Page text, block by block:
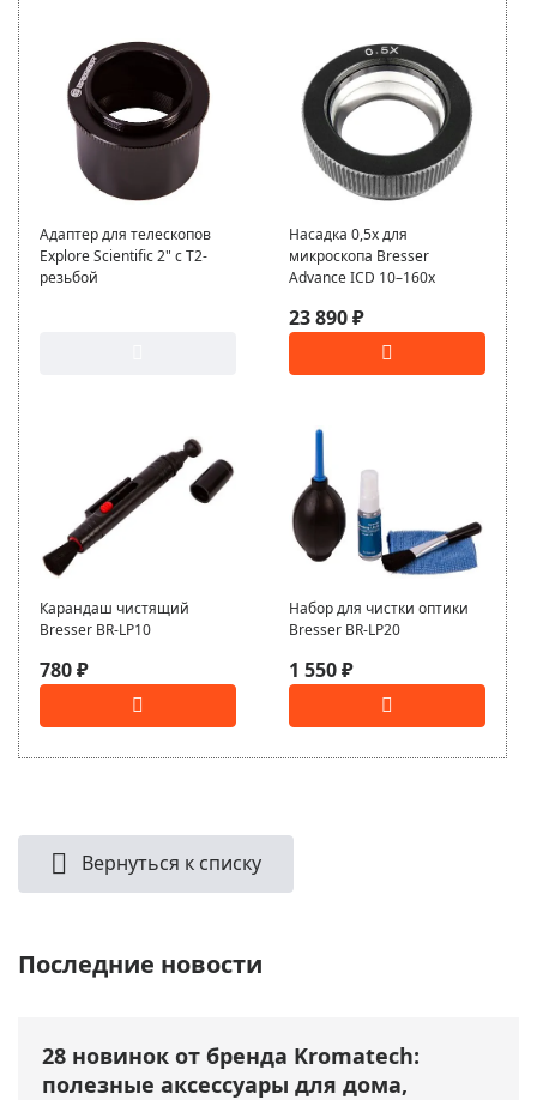
Адаптер для телескопов
Explore Scientific 2" c T2-
резьбой
Насадка 0,5x для
микроскопа Bresser
Advance ICD 10–160x
23 890 ₽
Карандаш чистящий
Bresser BR-LP10
780 ₽
Набор для чистки оптики
Bresser BR-LP20
1 550 ₽
Вернуться к списку
Последние новости
28 новинок от бренда Kromatech:
полезные аксессуары для дома,